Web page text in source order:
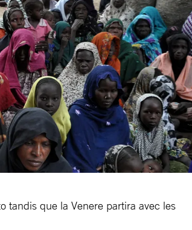
tandis que la Venere partira avec les